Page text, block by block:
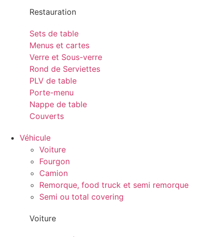
Restauration
Sets de table
Menus et cartes
Verre et Sous-verre
Rond de Serviettes
PLV de table
Porte-menu
Nappe de table
Couverts
Véhicule
Voiture
Fourgon
Camion
Remorque, food truck et semi remorque
Semi ou total covering
Voiture